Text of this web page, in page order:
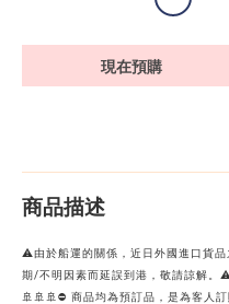
現在預購
商品描述
⚠️由於船運的關係，近日外國進口貨
期/不明因素而延誤到港，敬請諒解。⚠️
🚢🚢🚢⛔ 商品均為預訂品，是為客人